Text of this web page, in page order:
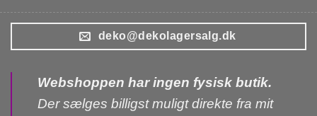
deko@dekolagersalg.dk
Webshoppen har ingen fysisk butik.
Der sælges billigst muligt direkte fra mit